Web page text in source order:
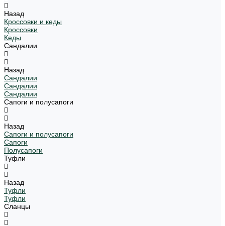
Назад
Кроссовки и кеды
Кроссовки
Кеды
Сандалии
Назад
Сандалии
Сандалии
Сандалии
Сапоги и полусапоги
Назад
Сапоги и полусапоги
Сапоги
Полусапоги
Туфли
Назад
Туфли
Туфли
Сланцы